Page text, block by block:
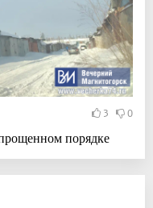
3 0
порядке